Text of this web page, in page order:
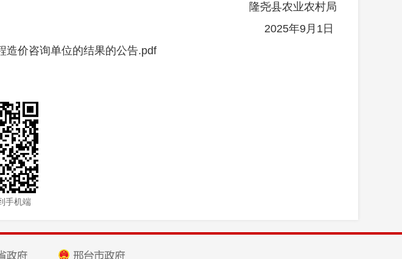
隆尧县农业农村局
2025年9月 1 日
造价咨询单位的结果的公告.pdf
手机端